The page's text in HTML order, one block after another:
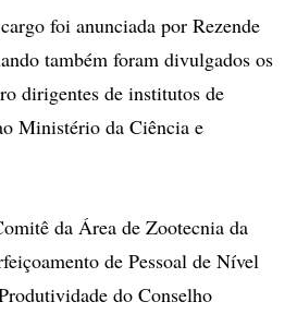
foi anunciada por Rezende
também foram divulgados os
dirigentes de institutos de
Ministério da Ciência e
da Área de Zootecnia da
de Pessoal de Nível
do Conselho